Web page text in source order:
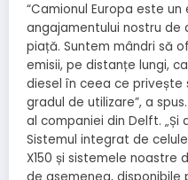
“Camionul Europa este
angajamentului nostru de
piață. Suntem mândri să
emisii, pe distanțe lungi,
diesel în ceea ce privește
gradul de utilizare”, a
al companiei din Delft.
Sistemul integrat de
X150 și sistemele noastre